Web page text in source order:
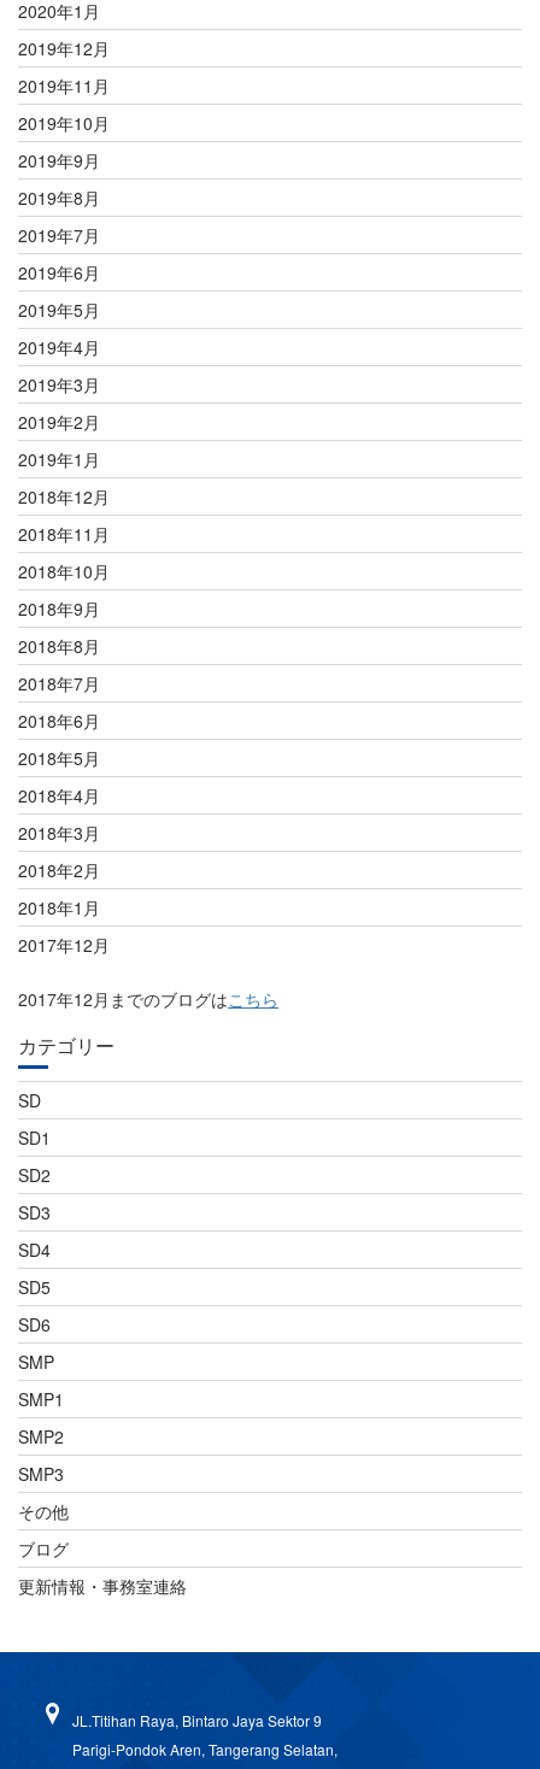
2020年1月
2019年12月
2019年11月
2019年10月
2019年9月
2019年8月
2019年7月
2019年6月
2019年5月
2019年4月
2019年3月
2019年2月
2019年1月
2018年12月
2018年11月
2018年10月
2018年9月
2018年8月
2018年7月
2018年6月
2018年5月
2018年4月
2018年3月
2018年2月
2018年1月
2017年12月
2017年12月までのブログはこちら
カテゴリー
SD
SD1
SD2
SD3
SD4
SD5
SD6
SMP
SMP1
SMP2
SMP3
その他
ブログ
更新情報・事務室連絡
JL.Titihan Raya, Bintaro Jaya Sektor 9
Parigi-Pondok Aren, Tangerang Selatan,